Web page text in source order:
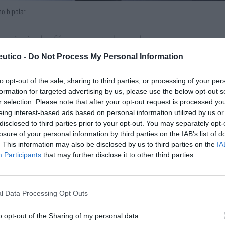
- Do Not Process My Personal Information
opt-out of the sale, sharing to third parties, or processing of your
for targeted advertising by us, please use the below opt-out
selection. Please note that after your opt-out request is processed
interest-based ads based on personal information utilized by us
to third parties prior to your opt-out. You may separately
of your personal information by third parties on the IAB’s list of
This information may also be disclosed by us to third parties on the
Participants that may further disclose it to other third parties.
Data Processing Opt Outs
opt-out of the Sharing of my personal data.
bipolar
principales fármacos usados en los
los fármacos en estos trastornos. Valorar la
para seguir leyendo El
INICIAR SESIÓN
La